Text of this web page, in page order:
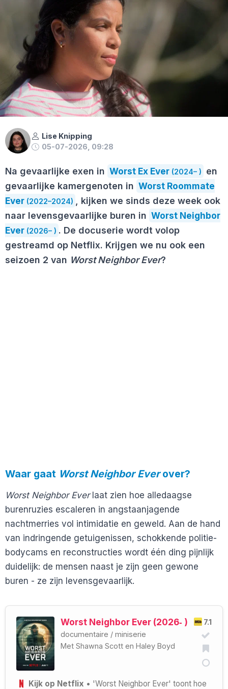
Lise Knipping
05-07-2026, 09:28
Na gevaarlijke exen in Worst Ex Ever (2024– )
en
gevaarlijke kamergenoten in Worst Roommate
Ever (2022–2024) , kijken we sinds deze week ook
naar levensgevaarlijke buren in Worst Neighbor
Ever (2026– ) . De docuserie wordt volop
gestreamd op Netflix. Krijgen we nu ook een
seizoen 2 van Worst Neighbor Ever?
Waar gaat Worst Neighbor Everover?
Worst Neighbor Everlaat zien hoe alledaagse
burenruzies escaleren in angstaanjagende
nachtmerries vol intimidatie en geweld. Aan de hand
van indringende getuigenissen, schokkende politie-
bodycams en reconstructies wordt één ding pijnlijk
duidelijk: de mensen naast je zijn geen gewone
buren - ze zijn levensgevaarlijk.
7.1
Worst Neighbor Ever (2026‑ )
documentaire / miniserie
Met Shawna Scott en Haley Boyd
Kijk op Netflix • 'Worst Neighbor Ever' toont hoe